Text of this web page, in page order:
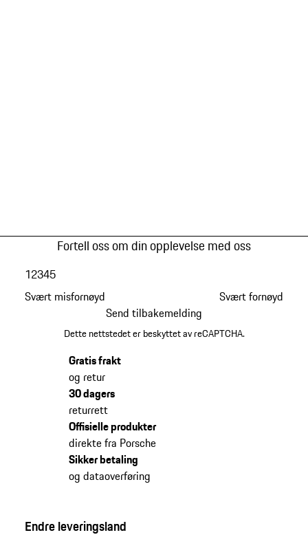
Fortell oss om din opplevelse med oss
Svært misfornøyd
12345
Svært fornøyd
Send tilbakemelding
Dette nettstedet er beskyttet av reCAPTCHA.
Gratis frakt
og retur
30 dagers
returrett
Offisielle produkter
direkte fra Porsche
Sikker betaling
og dataoverføring
Endre leveringsland